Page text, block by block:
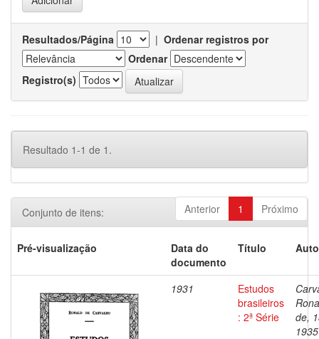
Resultados/Página | Ordenar registros por
Ordenar
Registro(s)
Resultado 1-1 de 1.
Anterior 1 Próximo
Conjunto de itens:
Pré-visualização
Data do
documento
Título
1931
Estudos
brasileiros
: 2ª Série
de,
1935